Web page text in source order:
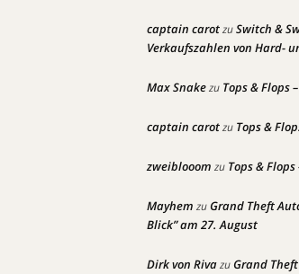
captain carotzuSwitch &
Verkaufszahlen von Hard-
Max Snakezu Tops & Flops
captain carotzu Tops &
zweiblooom zu Tops &
Mayhem zuGrand Theft
Blick” am 27. August
Dirk von RivazuGrand